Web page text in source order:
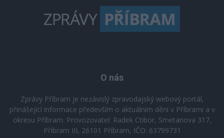
O nás
Zprávy Příbram je nezávislý zpravodajský webový portál,
přinášející informace především o aktuálním dění v Příbrami a v
okresu Příbram. Provozovatel: Radek Ctibor, Smetanova 317,
Příbram III, 26101 Příbram, IČO: 63799731